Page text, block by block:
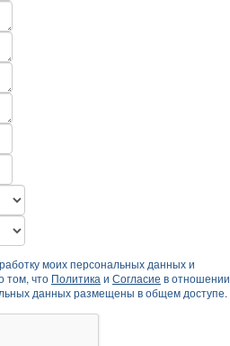
моих персональных данных и
том, что Политика и Согласие в отношении
данных размещены в общем доступе.